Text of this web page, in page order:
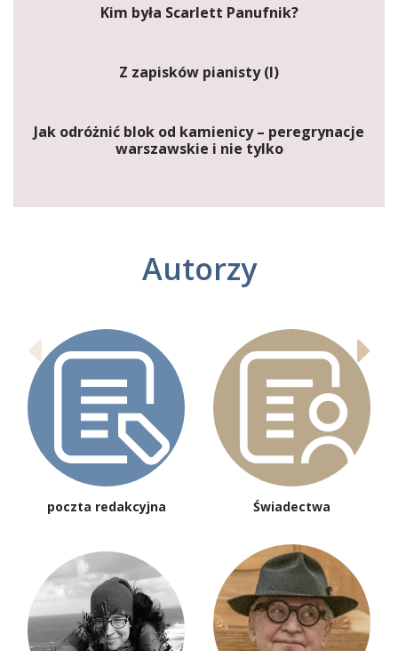
Kim była Scarlett Panufnik?
Z zapisków pianisty (I)
Jak odróżnić blok od kamienicy – peregrynacje
warszawskie i nie tylko
Autorzy
poczta redakcyjna Świadectwa